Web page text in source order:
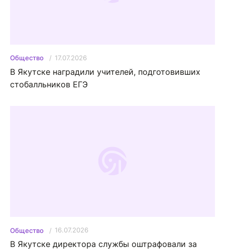
Общество 17.07.2026
В Якутске наградили учителей, подготовивших
стобалльников ЕГЭ
Общество 16.07.2026
В Якутске директора службы оштрафовали за